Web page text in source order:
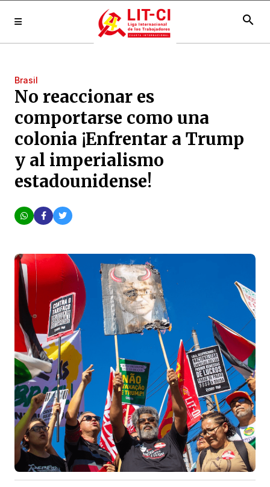
search
Brasil
No reaccionar es
comportarse como una
colonia ¡Enfrentar a Trump
y al imperialismo
estadounidense!